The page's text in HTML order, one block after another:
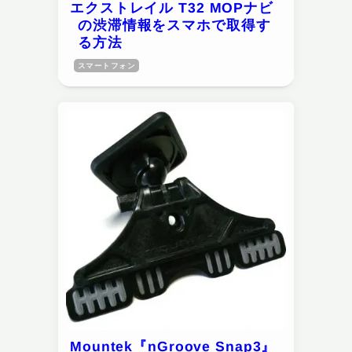
エクストレイル T32 MOPナビ
の渋滞情報をスマホで取得す
る方法
スマートフォン
Mountek『nGroove Snap3』